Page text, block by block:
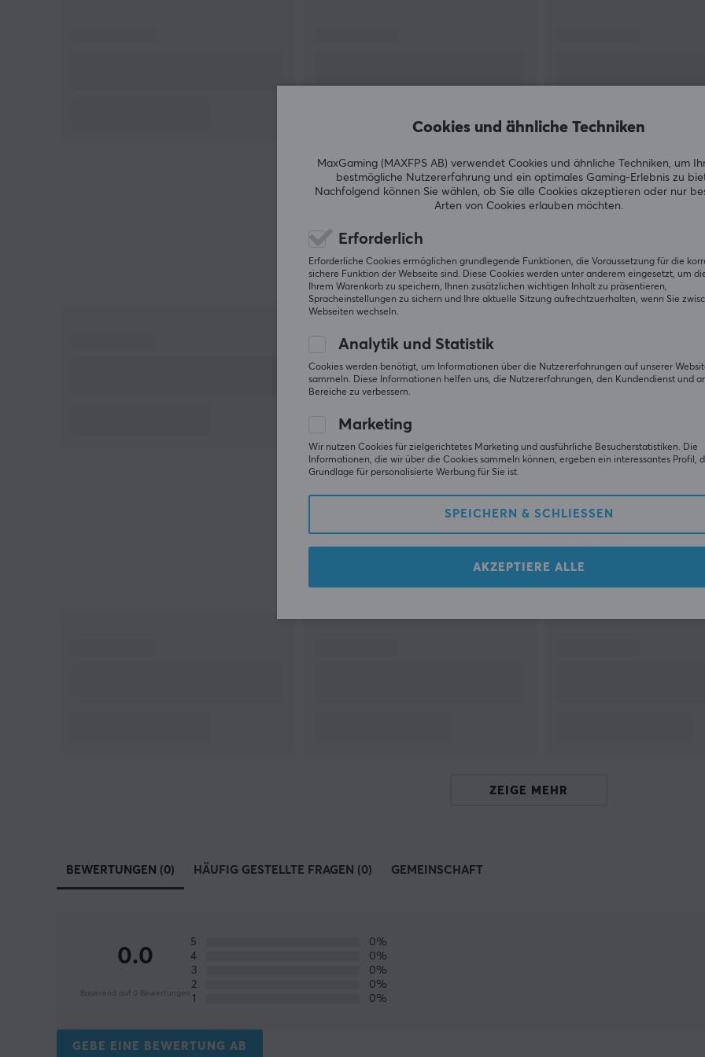
Optimal für begeisterte Schreiber und Gamer
kannst Du mir
Anpassungsbedarf des Marktes durch die
Produktreihen zu erfüllen.
ZEIGE MEHR
Andere Kunden kauften
Andere schauten auch nach
ZEIGE MEHR
BEWERTUNGEN (0) HÄUFIG GESTELLTE FRAGEN (0) GEMEINSCHAFT
0.0
Basierend auf 0 Bewertungen
5
0%
4
0%
3
0%
2
0%
1
0%
GEBE EINE BEWERTUNG AB
Cookies und ähnliche Techniken
MaxGaming (MAXFPS AB) verwendet Cookies und ähnliche Techniken, um
bestmögliche Nutzererfahrung und ein optimales Gaming-Erlebnis zu
Nachfolgend können Sie wählen, ob Sie alle Cookies akzeptieren oder nur
Arten von Cookies erlauben möchten.
Erforderlich
Erforderliche Cookies ermöglichen grundlegende Funktionen, die Voraussetzung für die
sichere Funktion der Webseite sind. Diese Cookies werden unter anderem eingesetzt, um
Ihrem Warenkorb zu speichern, Ihnen zusätzlichen wichtigen Inhalt zu präsentieren,
Spracheinstellungen zu sichern und Ihre aktuelle Sitzung aufrechtzuerhalten, wenn Sie
Webseiten wechseln.
Analytik und Statistik
Cookies werden benötigt, um Informationen über die Nutzererfahrungen auf unserer
sammeln. Diese Informationen helfen uns, die Nutzererfahrungen, den Kundendienst und
Bereiche zu verbessern.
Marketing
Wir nutzen Cookies für zielgerichtetes Marketing und ausführliche Besucherstatistiken. Die
Informationen, die wir über die Cookies sammeln können, ergeben ein interessantes Profil,
Grundlage für personalisierte Werbung für Sie ist.
SPEICHERN & SCHLIESSEN
AKZEPTIERE ALLE